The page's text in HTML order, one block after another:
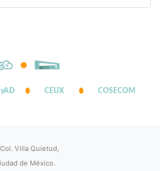
CEUX COSECOM
Villa Quietud,
de México.